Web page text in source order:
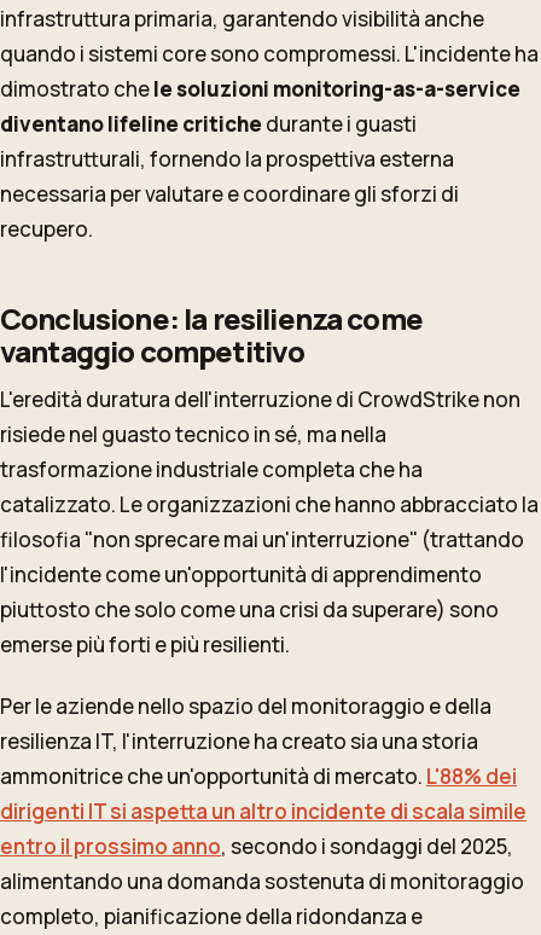
infrastruttura primaria, garantendo visibilità anche
quando i sistemi core sono compromessi. L'incidente ha
dimostrato chele soluzioni monitoring-as-a-service
diventano lifeline critiche durante i guasti
infrastrutturali, fornendo la prospettiva esterna
necessaria per valutare e coordinare gli sforzi di
recupero.
Conclusione: la resilienza come
vantaggio competitivo
L'eredità duratura dell'interruzione di CrowdStrike non
risiede nel guasto tecnico in sé, ma nella
trasformazione industriale completa che ha
catalizzato. Le organizzazioni che hanno abbracciato la
filosofia "non sprecare mai un'interruzione" (trattando
l'incidente come un'opportunità di apprendimento
piuttosto che solo come una crisi da superare) sono
emerse più forti e più resilienti.
Per le aziende nello spazio del monitoraggio e della
resilienza IT, l'interruzione ha creato sia una storia
ammonitrice che un'opportunità di mercato. L'88% dei
dirigenti IT si aspetta un altro incidente di scala simile
entro il prossimo anno, secondo i sondaggi del 2025,
alimentando una domanda sostenuta di monitoraggio
completo, pianificazione della ridondanza e